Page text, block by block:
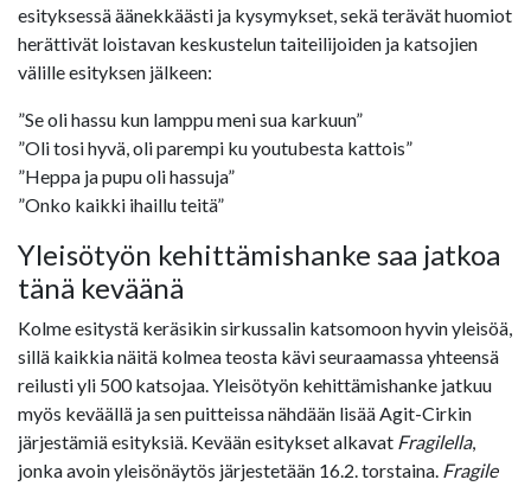
esityksessä äänekkäästi ja kysymykset, sekä terävät huomiot
herättivät loistavan keskustelun taiteilijoiden ja katsojien
välille esityksen jälkeen:
”Se oli hassu kun lamppu meni sua karkuun”
”Oli tosi hyvä, oli parempi ku youtubesta kattois”
”Heppa ja pupu oli hassuja”
”Onko kaikki ihaillu teitä”
Yleisötyön kehittämishanke saa jatkoa
tänä keväänä
Kolme esitystä keräsikin sirkussalin katsomoon hyvin yleisöä,
sillä kaikkia näitä kolmea teosta kävi seuraamassa yhteensä
reilusti yli 500 katsojaa. Yleisötyön kehittämishanke jatkuu
myös keväällä ja sen puitteissa nähdään lisää Agit-Cirkin
järjestämiä esityksiä. Kevään esitykset alkavat Fragilella,
jonka avoin yleisönäytös järjestetään 16.2. torstaina. Fragile